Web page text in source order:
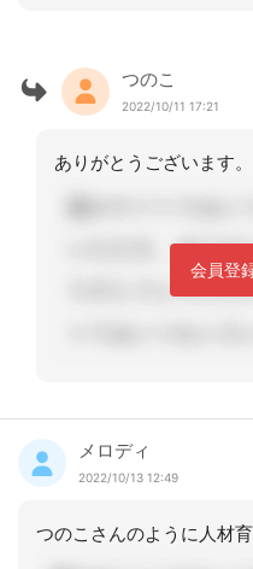
つのこ
2022/10/11 17:21
ありがとうございます
会員登
メロディ
2022/10/13 12:49